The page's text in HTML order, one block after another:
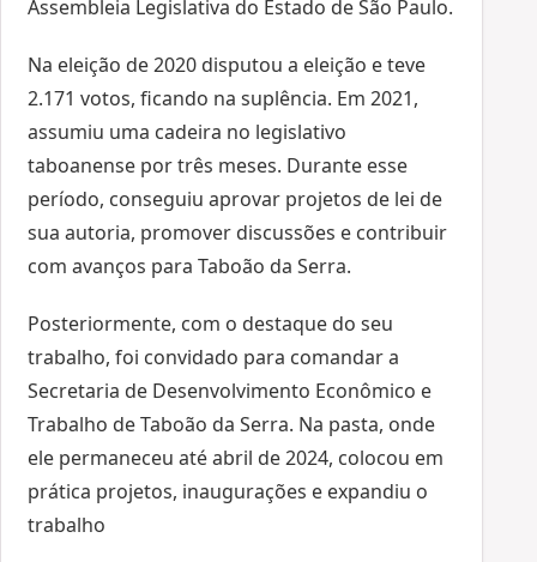
Assembleia Legislativa do Estado de São Paulo.
Na eleição de 2020 disputou a eleição e teve
2.171 votos, ficando na suplência. Em 2021,
assumiu uma cadeira no legislativo
taboanense por três meses. Durante esse
período, conseguiu aprovar projetos de lei de
sua autoria, promover discussões e contribuir
com avanços para Taboão da Serra.
Posteriormente, com o destaque do seu
trabalho, foi convidado para comandar a
Secretaria de Desenvolvimento Econômico e
Trabalho de Taboão da Serra. Na pasta, onde
ele permaneceu até abril de 2024, colocou em
prática projetos, inaugurações e expandiu o
trabalho